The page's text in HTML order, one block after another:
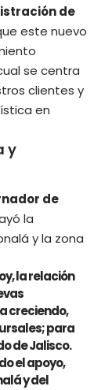
de
este nuevo
se centra
clientes y
en
y
de
la
y la zona
la relación
creciendo,
para
de Jalisco.
el apoyo,
y del